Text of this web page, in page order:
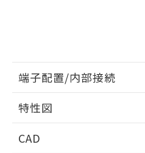
端子配置/内部接続
端子配置/内部接続
特性図
CAD
欄に対応日を記載して
既に当社にて対応品へ
していることから、特
り、2022年1月12日よ
す。